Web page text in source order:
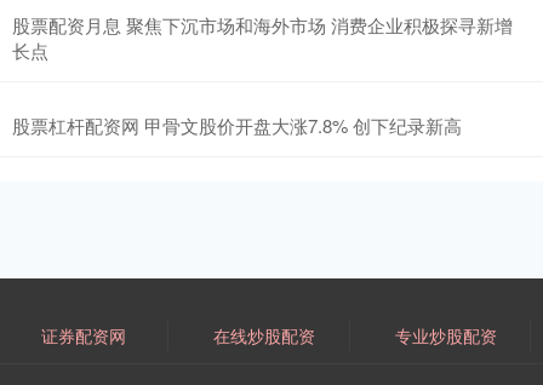
股票配资月息 聚焦下沉市场和海外市场 消费企业积极探寻新增
长点
股票杠杆配资网 甲骨文股价开盘大涨7.8% 创下纪录新高
证券配资网 在线炒股配资 专业炒股配资